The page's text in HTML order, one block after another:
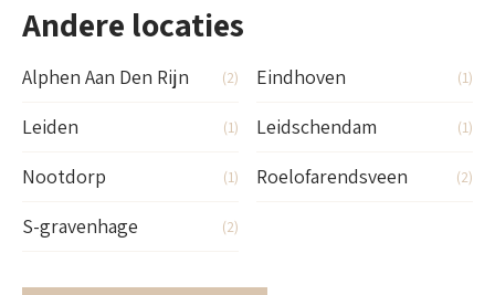
Andere locaties
Alphen Aan Den Rijn (2) Eindhoven (1)
Leiden (1) Leidschendam (1)
Nootdorp (1) Roelofarendsveen (2)
S-gravenhage (2)